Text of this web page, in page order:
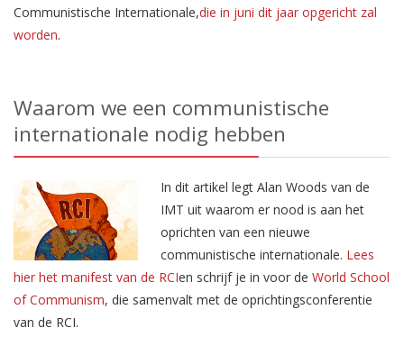
Communistische Internationale,die in juni dit jaar opgericht zal
worden.
Waarom we een communistische
internationale nodig hebben
In dit artikel legt Alan Woods van de
IMT uit waarom er nood is aan het
oprichten van een nieuwe
communistische internationale. Lees
hier het manifest van de RCIen schrijf je in voor de World School
of Communism, die samenvalt met de oprichtingsconferentie
van de RCI.